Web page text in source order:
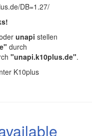
DB=1.27/
unapi stellen
durch
"unapi.k10plus.de".
K10plus